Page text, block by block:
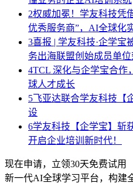
2权威加冕！学友科技凭
优秀服务商”，AI全球化
3喜报 | 学友科技·企学宝
务出海联盟创始成员单位
4TCL 深化与企学宝合作
球人才成长
5飞亚达联合学友科技【
设
6学友科技【企学宝】斩
开启企业培训新时代！
现在申请，立领30天免费试用
新一代AI全球学习平台，构建